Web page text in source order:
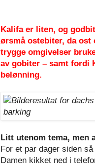
Kalifa er liten, og
ørsmå ostebiter, da ost
trygge omgivelser
av gobiter – samt fordi
belønning.
Litt utenom tema, men
For et par dager siden
Damen kikket ned i